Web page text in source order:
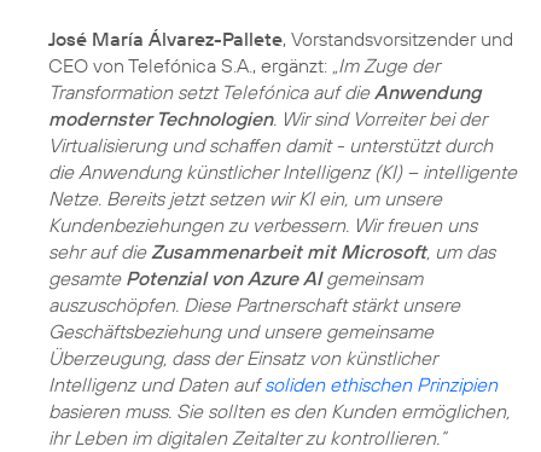
José María Álvarez-Pallete, Vorstandsvorsitzender und
CEO von Telefónica S.A., ergänzt: „Im Zuge der
Transformation setzt Telefónica auf dieAnwendung
modernster Technologien. Wir sind Vorreiter bei der
Virtualisierung und schaffen damit - unterstützt durch
die Anwendung künstlicher Intelligenz (KI) – intelligente
Netze. Bereits jetzt setzen wir KI ein, um unsere
Kundenbeziehungen zu verbessern. Wir freuen uns
sehr auf dieZusammenarbeit mit Microsoft, um das
gesamte Potenzial von Azure AIgemeinsam
auszuschöpfen. Diese Partnerschaft stärkt unsere
Geschäftsbeziehung und unsere gemeinsame
Überzeugung, dass der Einsatz von künstlicher
Intelligenz und Daten aufsoliden ethischen Prinzipien
basieren muss. Sie sollten es den Kunden ermöglichen,
ihr Leben im digitalen Zeitalter zu kontrollieren.“